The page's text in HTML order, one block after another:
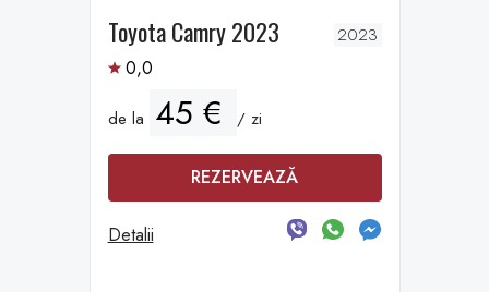
Toyota Camry 2023 2023
0,0
de la 45 € / zi
REZERVEAZĂ
Detalii